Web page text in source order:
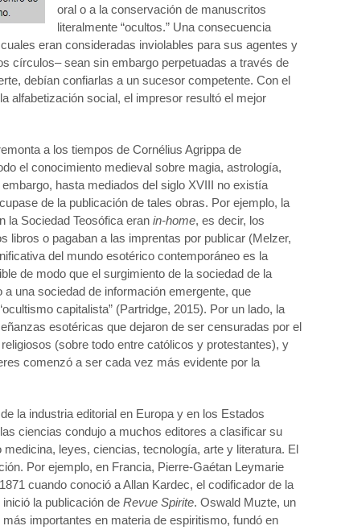
oral o a la conservación de manuscritos
literalmente “ocultos.” Una consecuencia
eran consideradas inviolables para sus agentes y
círculos– sean sin embargo perpetuadas a través de
debían confiarlas a un sucesor competente. Con el
alfabetización social, el impresor resultó el mejor
a los tiempos de Cornélius Agrippa de
el conocimiento medieval sobre magia, astrología,
hasta mediados del siglo XVIII no existía
de la publicación de tales obras. Por ejemplo, la
la Sociedad Teosófica eran in-home, es decir, los
libros o pagaban a las imprentas por publicar (Melzer,
del mundo esotérico contemporáneo es la
de modo que el surgimiento de la sociedad de la
una sociedad de información emergente, que
capitalista” (Partridge, 2015). Por un lado, la
esotéricas que dejaron de ser censuradas por el
(sobre todo entre católicos y protestantes), y
comenzó a ser cada vez más evidente por la
la industria editorial en Europa y en los Estados
ciencias condujo a muchos editores a clasificar su
leyes, ciencias, tecnología, arte y literatura. El
Por ejemplo, en Francia, Pierre-Gaétan Leymarie
cuando conoció a Allan Kardec, el codificador de la
la publicación de Revue Spirite. Oswald Muzte, un
importantes en materia de espiritismo, fundó en